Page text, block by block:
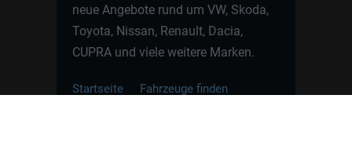
neue Angebote rund um VW, Skoda,
Toyota, Nissan, Renault, Dacia,
CUPRA und viele weitere Marken.
Startseite
Fahrzeuge finden